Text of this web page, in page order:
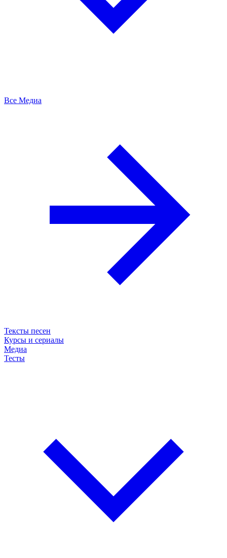
Все Медиа
Тексты песен
Курсы и сериалы
Медиа
Тесты